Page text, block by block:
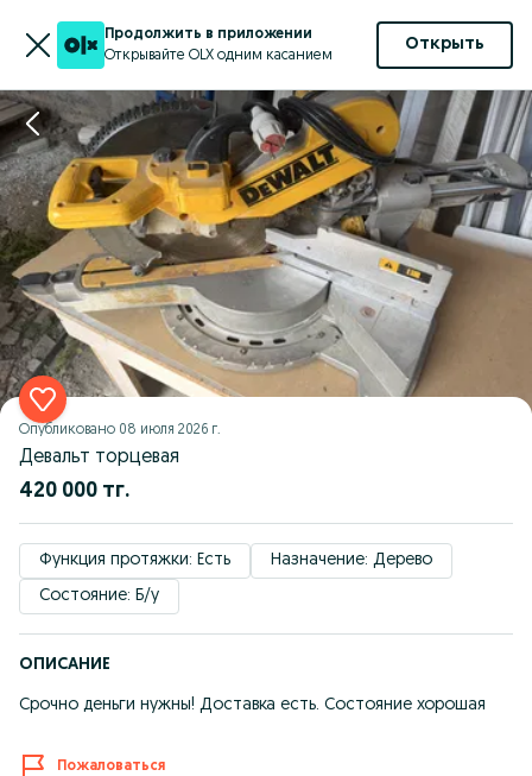
Продолжить в приложении
Открывайте OLX одним касанием
Открыть
Опубликовано 08 июля 2026 г.
Девальт торцевая
420 000 тг.
Функция протяжки: Есть
Назначение: Дерево
Состояние: Б/у
ОПИСАНИЕ
Срочно деньги нужны! Доставка есть. Состояние хорошая
Пожаловаться